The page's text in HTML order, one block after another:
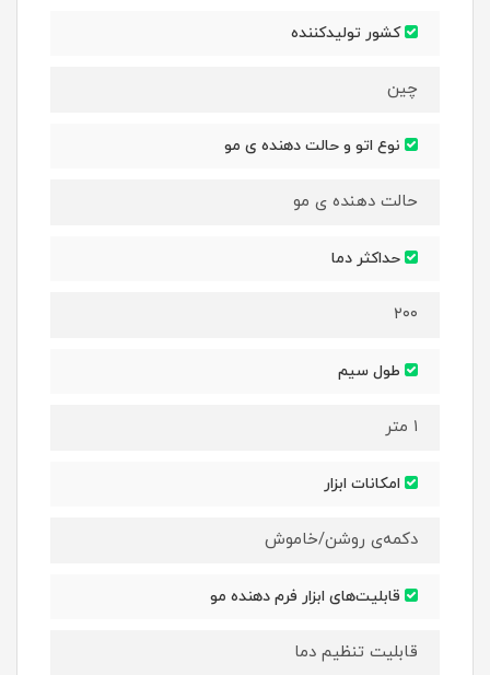
کشور تولیدکننده
چین
نوع اتو و حالت دهنده ی مو
حالت دهنده ی مو
حداکثر دما
۲۰۰
طول سیم
۱ متر
امکانات ابزار
دکمه‌ی روشن/خاموش
قابلیت‌های ابزار فرم دهنده مو
قابلیت تنظیم دما